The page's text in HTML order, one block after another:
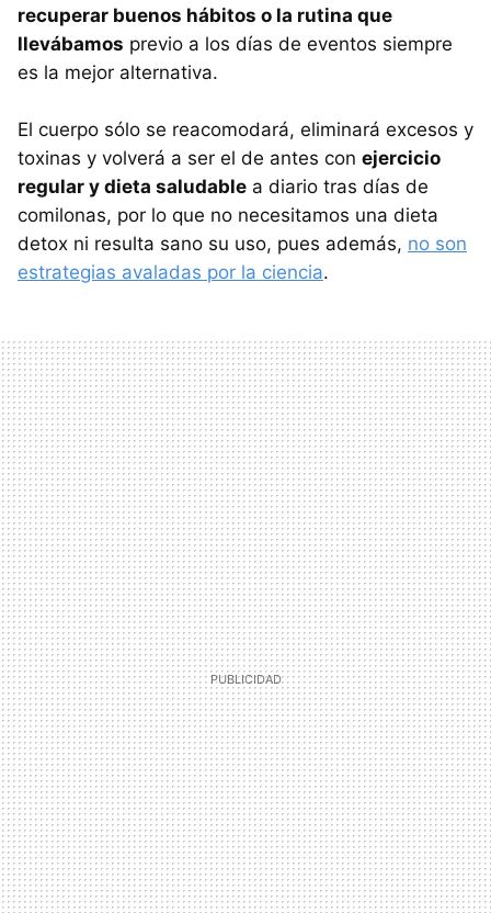
recuperar buenos hábitos o la rutina que
llevábamos previo a los días de eventos siempre
es la mejor alternativa.
El cuerpo sólo se reacomodará, eliminará excesos y
toxinas y volverá a ser el de antes con ejercicio
regular y dieta saludable a diario tras días de
comilonas, por lo que no necesitamos una dieta
detox ni resulta sano su uso, pues además, no son
estrategias avaladas por la ciencia.